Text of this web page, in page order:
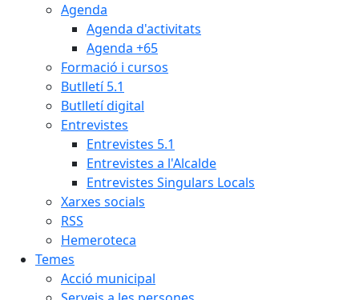
Agenda
Agenda d'activitats
Agenda +65
Formació i cursos
Butlletí 5.1
Butlletí digital
Entrevistes
Entrevistes 5.1
Entrevistes a l'Alcalde
Entrevistes Singulars Locals
Xarxes socials
RSS
Hemeroteca
Temes
Acció municipal